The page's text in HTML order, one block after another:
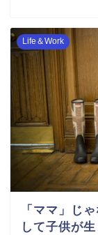
Life＆Work
「ママ」じ
して子供が